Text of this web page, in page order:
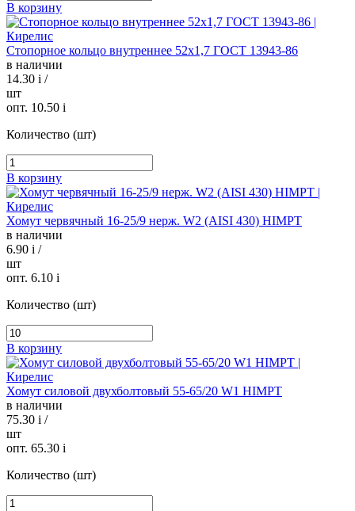
В корзину
Стопорное кольцо внутреннее 52х1,7 ГОСТ 13943-86
в наличии
14.30 i /
шт
опт. 10.50 i
Количество (шт)
В корзину
Хомут червячный 16-25/9 нерж. W2 (AISI 430) HIMPT
в наличии
6.90 i /
шт
опт. 6.10 i
Количество (шт)
В корзину
Хомут силовой двухболтовый 55-65/20 W1 HIMPT
в наличии
75.30 i /
шт
опт. 65.30 i
Количество (шт)